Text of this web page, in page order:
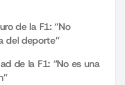
de la F1: “No
del deporte”
de la F1: “No es una